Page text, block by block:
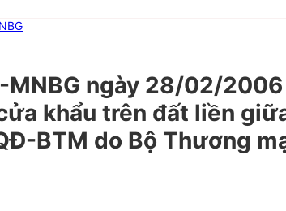
ngày 28/02/
khẩu trên đất liền
BTM do Bộ Thương